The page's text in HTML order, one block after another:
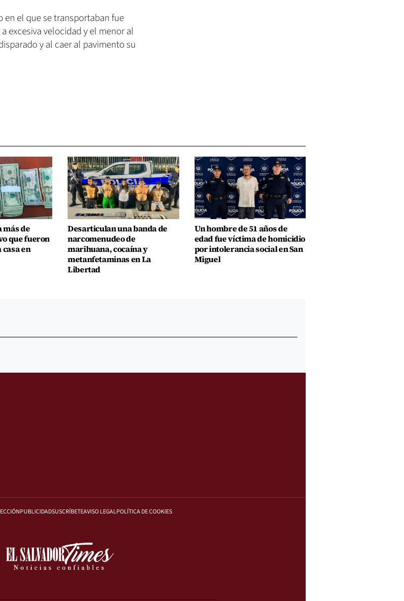
el que se transportaban fue
excesiva velocidad y el menor al
y al caer al pavimento su
más de
que fueron
en
Desarticulan una banda de
narcomenudeo de
marihuana, cocaína y
metanfetaminas en La
Libertad
Un hombre de 51 años de
edad fue víctima de homicidio
por intolerancia social en San
Miguel
PUBLICIDADSUSCRÍBETEAVISO LEGALPOLÍTICA DE COOKIES